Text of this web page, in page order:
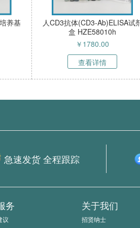
胞）
NIH/3T3-RFP-FAP细胞（稳定
表达红色荧光蛋白与成纤维细胞
激活蛋白α小鼠胚胎成纤维细
胞）HZ-5031MC-R-SE（询
价）
￥40000.00
查看详情
急速发货 全程跟踪
务
议
关于我们
招贤纳士